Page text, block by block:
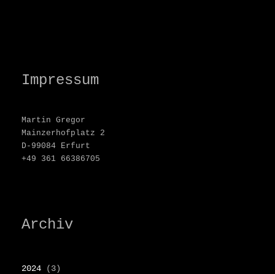
Impressum
Martin Gregor
Mainzerhofplatz 2
D-99084 Erfurt
+49 361 66386705
Archiv
2024 (3)